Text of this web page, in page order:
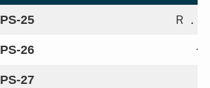
PS-25 Ｒ．
PS-26
PS-27